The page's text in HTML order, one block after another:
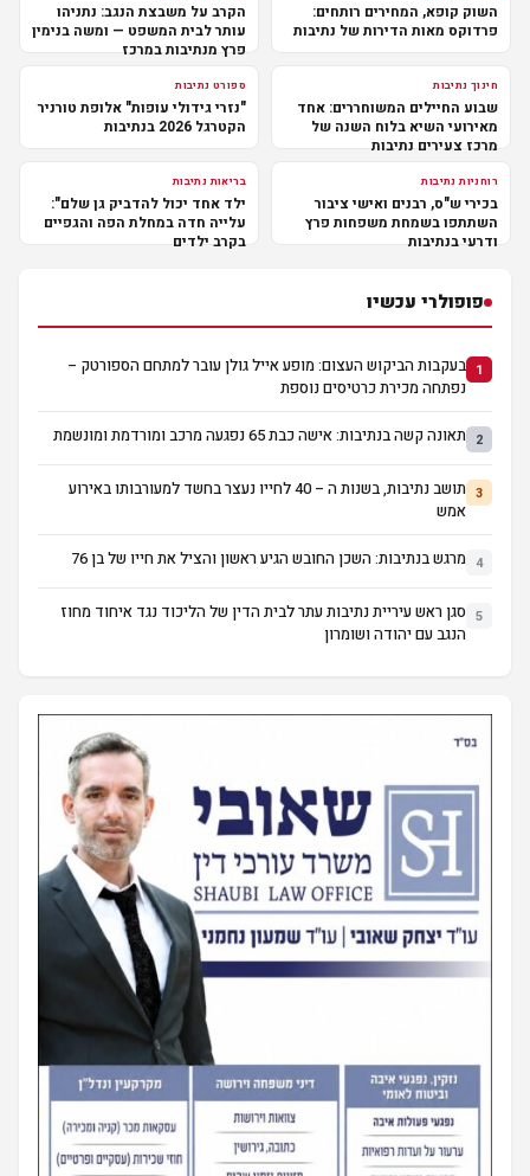
השוק קופא, המחירים רותחים:
פרדוקס מאות הדירות של נתיבות
הקרב על משבצת הנגב: נתניהו
עותר לבית המשפט — ומשה בנימין
פרץ מנתיבות במרכז
חינוך נתיבות
שבוע החיילים המשוחררים: אחד
מאירועי השיא בלוח השנה של
מרכז צעירים נתיבות
ספורט נתיבות
"נזרי גידולי עופות" אלופת טורניר
הקטרגל 2026 בנתיבות
רוחניות נתיבות
בכירי ש"ס, רבנים ואישי ציבור
השתתפו בשמחת משפחות פרץ
ודרעי בנתיבות
בריאות נתיבות
ילד אחד יכול להדביק גן שלם":
עלייה חדה במחלת הפה והגפיים
בקרב ילדים
פופולרי עכשיו
1 בעקבות הביקוש העצום: מופע אייל גולן עובר למתחם הספורטק –
נפתחה מכירת כרטיסים נוספת
2 תאונה קשה בנתיבות: אישה כבת 65 נפגעה מרכב ומורדמת ומונשמת
3
תושב נתיבות, בשנות ה – 40 לחייו נעצר בחשד למעורבותו באירוע
אמש
4 מרגש בנתיבות: השכן החובש הגיע ראשון והציל את חייו של בן 76
5 סגן ראש עיריית נתיבות עתר לבית הדין של הליכוד נגד איחוד מחוז
הנגב עם יהודה ושומרון